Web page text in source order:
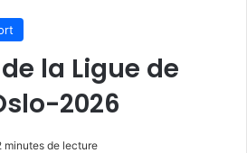
la Ligue de
2026
minutes de lecture